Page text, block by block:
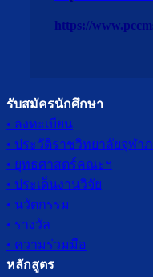
https://
รับสมัครนักศึกษา
• ลงทะเบียน
• ประวัติราชวิทยาลัยจุฬา
• ยุทธศาสตร์คณะฯ
• ประเด็นงานวิจัย
• นวัตกรรม
• รางวัล
• ความร่วมมือ
หลักสูตร